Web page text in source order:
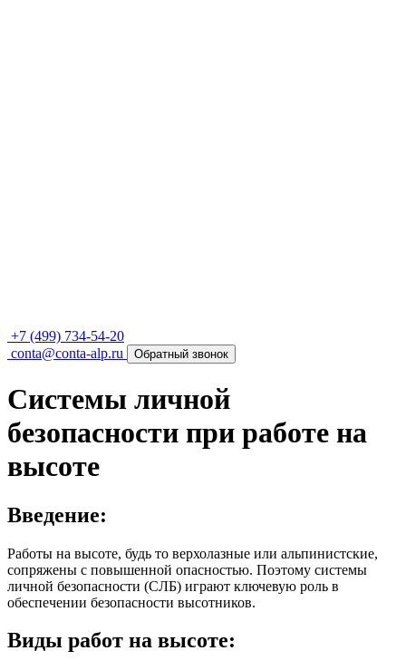
+7 (499) 734-54-20
conta@conta-alp.ru
Обратный звонок
Системы личной
безопасности при работе на
высоте
Введение:
Работы на высоте, будь то верхолазные или альпинистские,
сопряжены с повышенной опасностью. Поэтому системы
личной безопасности (СЛБ) играют ключевую роль в
обеспечении безопасности высотников.
Виды работ на высоте: